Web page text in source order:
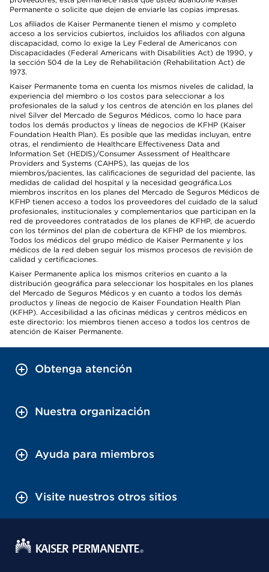
Permanente o solicite que dejen de enviarle las copias impresas.
Los afiliados de Kaiser Permanente tienen el mismo y completo
acceso a los servicios cubiertos, incluidos los afiliados con alguna
discapacidad, como lo exige la Ley Federal de Americanos con
Discapacidades (Federal Americans with Disabilities Act) de 1990, y
la sección 504 de la Ley de Rehabilitación (Rehabilitation Act) de
1973.
Kaiser Permanente toma en cuenta los mismos niveles de calidad, la
experiencia del miembro o los costos para seleccionar a los
profesionales de la salud y los centros de atención en los planes del
nivel Silver del Mercado de Seguros Médicos, como lo hace para
todos los demás productos y líneas de negocios de KFHP (Kaiser
Foundation Health Plan). Es posible que las medidas incluyan, entre
otras, el rendimiento de Healthcare Effectiveness Data and
Information Set (HEDIS)/Consumer Assessment of Healthcare
Providers and Systems (CAHPS), las quejas de los
miembros/pacientes, las calificaciones de seguridad del paciente, las
medidas de calidad del hospital y la necesidad geográfica.Los
miembros inscritos en los planes del Mercado de Seguros Médicos de
KFHP tienen acceso a todos los proveedores del cuidado de la salud
profesionales, institucionales y complementarios que participan en la
red de proveedores contratados de los planes de KFHP, de acuerdo
con los términos del plan de cobertura de KFHP de los miembros.
Todos los médicos del grupo médico de Kaiser Permanente y los
médicos de la red deben seguir los mismos procesos de revisión de
calidad y certificaciones.
Kaiser Permanente aplica los mismos criterios en cuanto a la
distribución geográfica para seleccionar los hospitales en los planes
del Mercado de Seguros Médicos y en cuanto a todos los demás
productos y líneas de negocio de Kaiser Foundation Health Plan
(KFHP). Accesibilidad a las oficinas médicas y centros médicos en
este directorio: los miembros tienen acceso a todos los centros de
atención de Kaiser Permanente.
Obtenga atención
Nuestra organización
Ayuda para miembros
Visite nuestros otros sitios